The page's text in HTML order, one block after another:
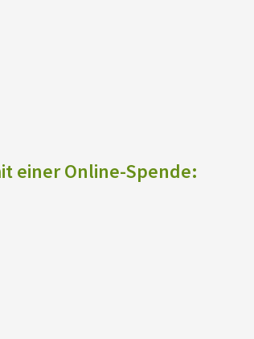
einer Online-Spende: